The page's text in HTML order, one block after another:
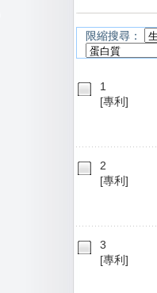
限縮搜尋：
1
[專利]
2
[專利]
3
[專利]